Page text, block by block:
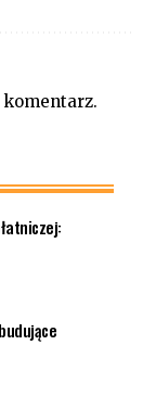
komentarz.